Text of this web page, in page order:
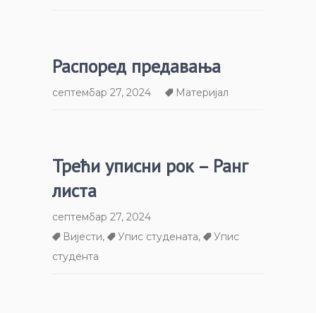
Распоред предавања
септембар 27, 2024 Материјал
Трећи уписни рок – Ранг
листа
септембар 27, 2024
Вијести, Упис студената,
Упис
студента